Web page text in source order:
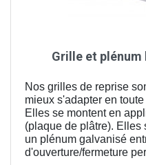
Grille et plénum
Nos grilles de reprise
mieux s'adapter en
Elles se montent en
(plaque de plâtre). Elles
un plénum galvanisé
d'ouverture/fermeture